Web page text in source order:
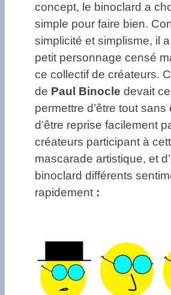
concept, le binoclard a
simple pour faire bien.
simplicité et simplisme, il
petit personnage censé
ce collectif de créateurs.
de Paul Binocle devait
permettre d’être tout sans
d’être reprise facilement
créateurs participant à
mascarade artistique, et
binoclard différents
rapidement :